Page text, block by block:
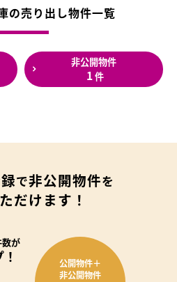
の売り出し物件一覧
非公開物件
1件
で非公開物件を
だけます！
が
公開物件＋
非公開物件